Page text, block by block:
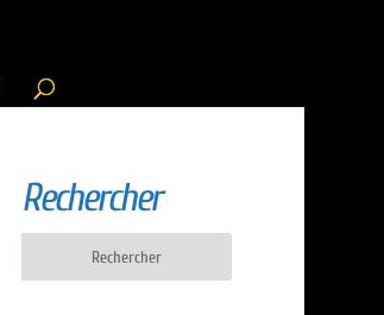
Rechercher